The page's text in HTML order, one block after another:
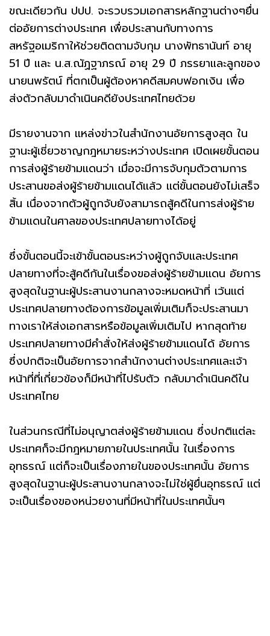
ขณะเดียวกัน ปปป. จะรวบรวมเอกสารหลักฐานต่างๆยื่น
ต่ออัยการต่างประเทศ เพื่อประสานกับทางการ
สหรัฐอเมริกาให้ช่วยติดตามจับกุม นางพัทธานันท์ อายุ
51 ปี และ น.ส.ณัฏฐาภรณ์ อายุ 29 ปี ภรรยาและลูกของ
นายนพรัตน์ ที่ตกเป็นผู้ต้องหาคดีสมคบฟอกเงิน เพื่อ
ส่งตัวกลับมาดำเนินคดียังประเทศไทยด้วย
มีรายงานจาก เเหล่งข่าวในสำนักงานอัยการสูงสุด ใน
ฐานะผู้เชี่ยวชาญกฎหมายระหว่างประเทศ เปิดเผยขั้นตอน
การส่งผู้ร้ายข้ามเเดนว่า เมื่อจะมีการจับกุมตัวตามการ
ประสานขอส่งผู้ร้ายข้ามเเดนได้เเล้ว เเต่ขั้นตอนยังไม่เสร็จ
สิ้น เนื่องจากตัวผู้ถูกจับยังสามารถสู้คดีในการส่งผู้ร้าย
ข้ามเเดนในศาลของประเทศปลายทางได้อยู่
ซึ่งขั้นตอนนี้จะเข้าขั้นตอนระหว่างผู้ถูกจับเเละประเทศ
ปลายทางที่จะสู้คดีกันในเรื่องขอส่งผู้ร้ายข้ามเเดน อัยการ
สูงสุดในฐานะผู้ประสานงานกลางจะหมดหน้าที่ เว้นเเต่
ประเทศปลายทางต้องการข้อมูลเพิ่มเติมก็จะประสานมา
ทางเราให้ส่งเอกสารหรือข้อมูลเพิ่มเติมไป หากสุดท้าย
ประเทศปลายทางมีคำสั่งให้ส่งผู้ร้ายข้ามเเดนได้ อัยการ
ซึ่งปกติจะเป็นอัยการจากสำนักงานต่างประเทศเเละเจ้า
หน้าที่ที่เกี่ยวข้องก็มีหน้าที่ไปรับตัว กลับมาดำเนินคดีใน
ประเทศไทย
ในส่วนกรณีที่ไม่อนุญาตส่งผู้ร้ายข้ามเเดน ซึ่งปกติเเต่ละ
ประเทศก็จะมีกฎหมายภายในประเทศนั้น ในเรื่องการ
อุทธรณ์ เเต่ก็จะเป็นเรื่องภายในของประเทศนั้น อัยการ
สูงสุดในฐานะผู้ประสานงานกลางจะไม่ใช่ผู้ยื่นอุทธรณ์ เเต่
จะเป็นเรื่องของหน่วยงานที่มีหน้าที่ในประเทศนั้นๆ